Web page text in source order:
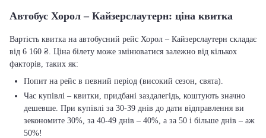
Автобус Хорол – Кайзерслаутерн: ціна квитка
Вартість квитка на автобусний рейс Хорол – Кайзерслаутерн складає
від 6 160 ₴. Ціна білету може змінюватися залежно від кількох
факторів, таких як:
Попит на рейс в певний період (високий сезон, свята).
Час купівлі – квитки, придбані заздалегідь, коштують значно
дешевше. При купівлі за 30-39 днів до дати відправлення ви
зекономите 30%, за 40-49 днів – 40%, а за 50 і більше днів – аж
50%!